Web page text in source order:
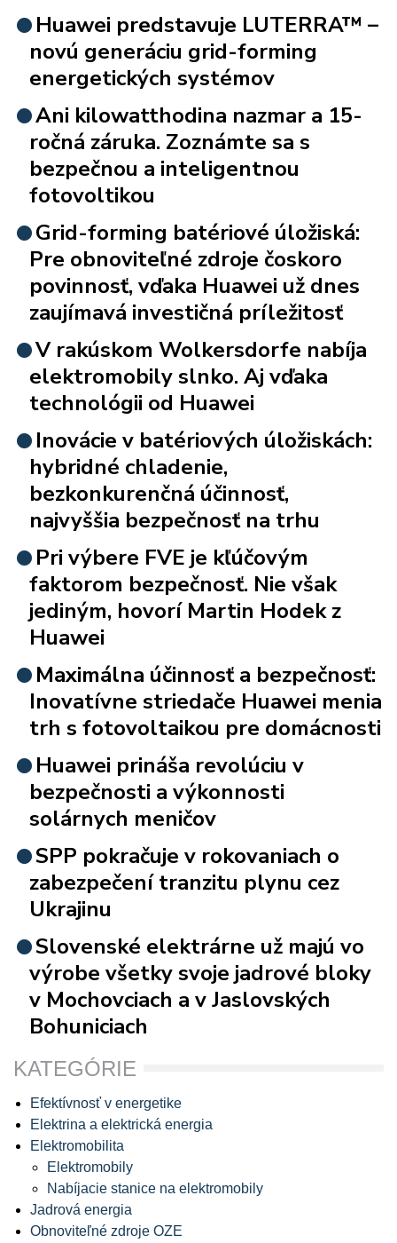
Huawei predstavuje LUTERRA™ –
novú generáciu grid-forming
energetických systémov
Ani kilowatthodina nazmar a 15-
ročná záruka. Zoznámte sa s
bezpečnou a inteligentnou
fotovoltikou
Grid-forming batériové úložiská:
Pre obnoviteľné zdroje čoskoro
povinnosť, vďaka Huawei už dnes
zaujímavá investičná príležitosť
V rakúskom Wolkersdorfe nabíja
elektromobily slnko. Aj vďaka
technológii od Huawei
Inovácie v batériových úložiskách:
hybridné chladenie,
bezkonkurenčná účinnosť,
najvyššia bezpečnosť na trhu
Pri výbere FVE je kľúčovým
faktorom bezpečnosť. Nie však
jediným, hovorí Martin Hodek z
Huawei
Maximálna účinnosť a bezpečnosť:
Inovatívne striedače Huawei menia
trh s fotovoltaikou pre domácnosti
Huawei prináša revolúciu v
bezpečnosti a výkonnosti
solárnych meničov
SPP pokračuje v rokovaniach o
zabezpečení tranzitu plynu cez
Ukrajinu
Slovenské elektrárne už majú vo
výrobe všetky svoje jadrové bloky
v Mochovciach a v Jaslovských
Bohuniciach
KATEGÓRIE
Efektívnosť v energetike
Elektrina a elektrická energia
Elektromobilita
Elektromobily
Nabíjacie stanice na elektromobily
Jadrová energia
Obnoviteľné zdroje OZE